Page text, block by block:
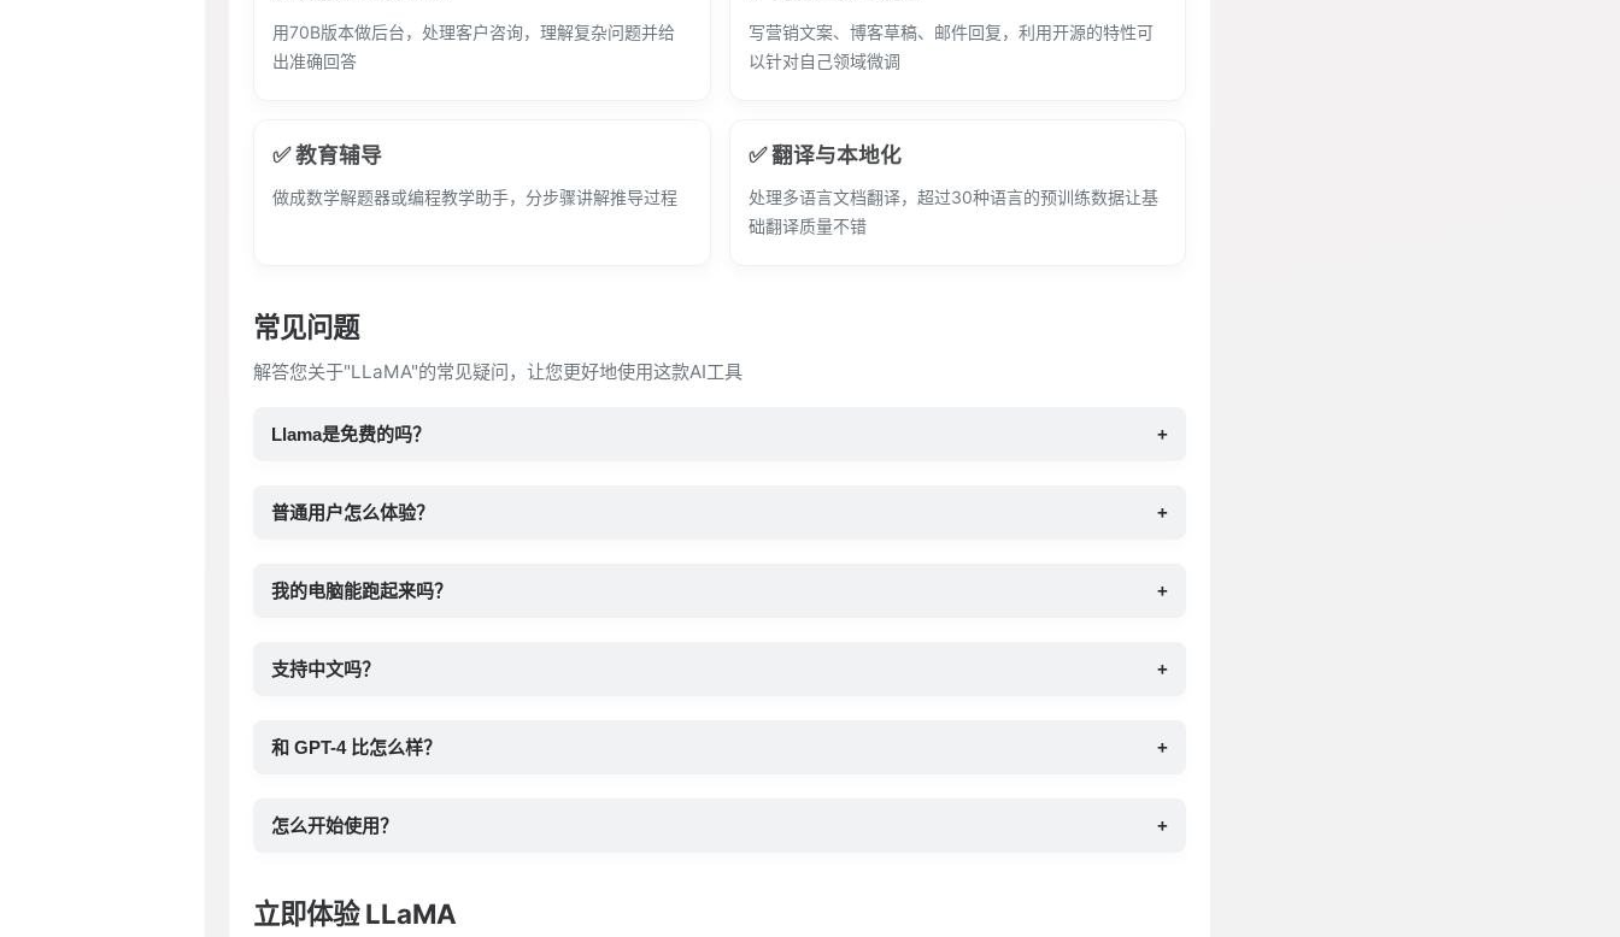
用70B版本做后台，处理客户咨询，理解复杂问题并给
出准确回答
写营销文案、博客草稿、邮件回复，利用开源的特性可
以针对自己领域微调
✅ 教育辅导
做成数学解题器或编程教学助手，分步骤讲解推导过程
✅ 翻译与本地化
处理多语言文档翻译，超过30种语言的预训练数据让基
础翻译质量不错
常见问题
解答您关于"LLaMA"的常见疑问，让您更好地使用这款AI工具
Llama是免费的吗？ +
普通用户怎么体验？ +
我的电脑能跑起来吗？ +
支持中文吗？ +
和 GPT-4 比怎么样？ +
怎么开始使用？ +
立即体验 LLaMA